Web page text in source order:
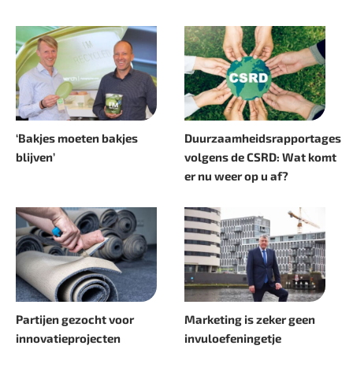
‘Bakjes moeten bakjes
blijven’
Duurzaamheidsrapportages
volgens de CSRD: Wat komt
er nu weer op u af?
Partijen gezocht voor
innovatieprojecten
Marketing is zeker geen
invuloefeningetje